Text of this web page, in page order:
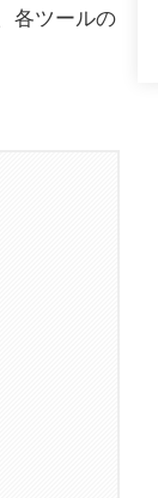
各ツールの